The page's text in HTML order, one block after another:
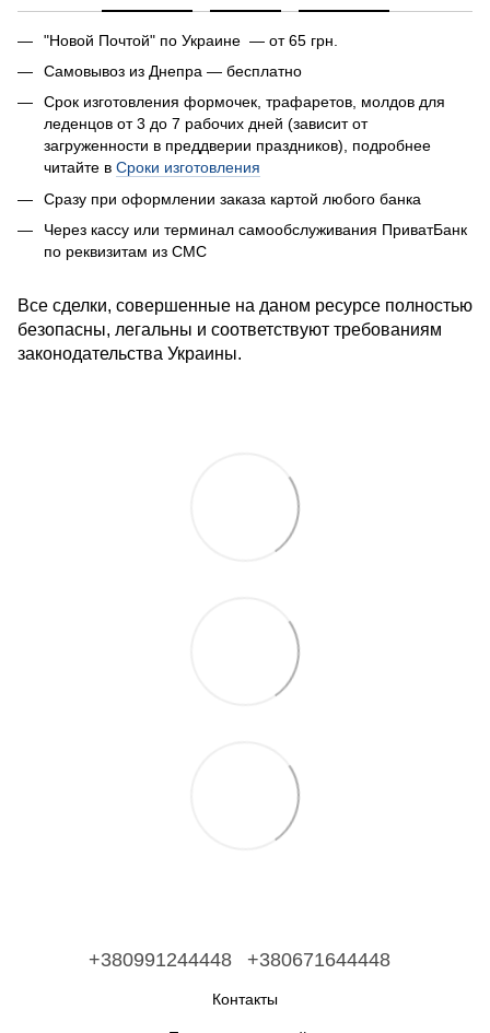
"Новой Почтой" по Украине — от 65 грн.
Самовывоз из Днепра — бесплатно
Срок изготовления формочек, трафаретов, молдов для
леденцов от 3 до 7 рабочих дней (зависит от
загруженности в преддверии праздников), подробнее
читайте в Сроки изготовления
Сразу при оформлении заказа картой любого банка
Через кассу или терминал самообслуживания ПриватБанк
по реквизитам из СМС
Все сделки, совершенные на даном ресурсе полностью
безопасны, легальны и соответствуют требованиям
законодательства Украины.
+380991244448 +380671644448
Контакты